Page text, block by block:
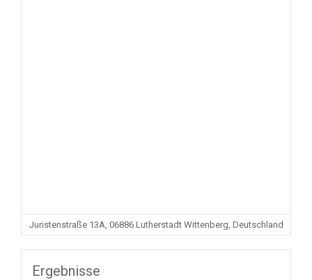
Juristenstraße 13A, 06886 Lutherstadt Wittenberg, Deutschland
Ergebnisse